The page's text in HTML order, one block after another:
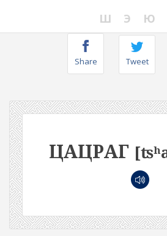
Ш
Э Ю
Share Tweet
ЦАЦРАГ